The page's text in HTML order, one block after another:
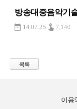
방송대중음악기
14.07.25 7,140
목록
이용